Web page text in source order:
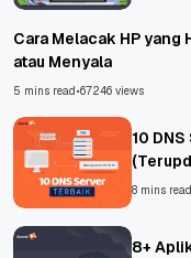
Cara Melacak HP yang
atau Menyala
5 mins read•67246 views
10
8 mins read
8+